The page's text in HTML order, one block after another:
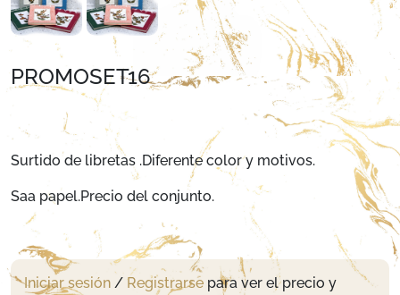
PROMOSET16
Surtido de libretas .Diferente color y motivos.
Saa papel.Precio del conjunto.
Iniciar sesión / Registrarse para ver el precio y